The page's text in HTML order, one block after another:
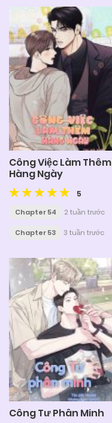
Công Việc Làm Thêm
Hàng Ngày
5
Chapter 54 2 tuần trước
Chapter 53 3 tuần trước
Công Tư Phân Minh